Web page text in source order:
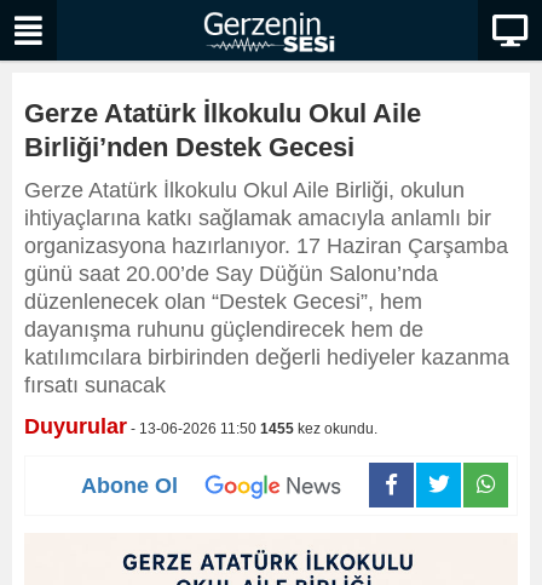
Gerze Atatürk İlkokulu Okul Aile
Birliği’nden Destek Gecesi
Gerze Atatürk İlkokulu Okul Aile Birliği, okulun
ihtiyaçlarına katkı sağlamak amacıyla anlamlı bir
organizasyona hazırlanıyor. 17 Haziran Çarşamba
günü saat 20.00’de Say Düğün Salonu’nda
düzenlenecek olan “Destek Gecesi”, hem
dayanışma ruhunu güçlendirecek hem de
katılımcılara birbirinden değerli hediyeler kazanma
fırsatı sunacak
Duyurular - 13-06-2026 11:50 1455 kez okundu.
Abone Ol